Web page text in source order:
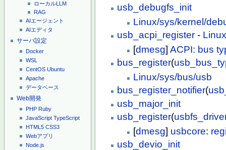
ローカルLLM
RAG
AIエージェント
AIエディタ
サーバ設定
Docker
WSL
CentOS Ubuntu
Apache
データベース
Web開発
PHP Ruby
JavaScript TypeScript
HTML5 CSS3
Webアプリ
Node.js
usb_debugfs_init
Linux/sys/kernel/
usb_acpi_register -
[dmesg]ACPI: bus
bus_register(
Linux/sys/bus/usb
bus_register_notifier(
usb_major_init
usb_register(
[dmesg] usbcore:
usb_devio_init